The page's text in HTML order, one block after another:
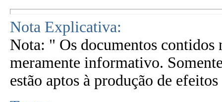
Nota Explicativa:
Nota: " Os documentos contidos
meramente informativo.
estão aptos à produção de